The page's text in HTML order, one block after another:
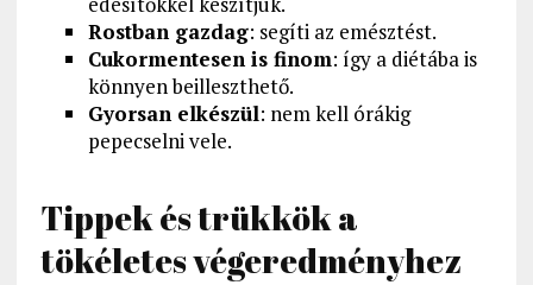
Rostban gazdag: segíti az emésztést.
Cukormentesen is finom: így a diétába is
könnyen beilleszthető.
Gyorsan elkészül: nem kell órákig
pepecselni vele.
Tippek és trükkök a
tökéletes végeredményhez